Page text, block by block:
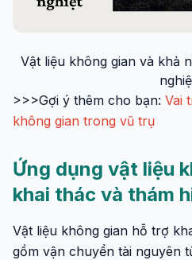
Vật liệu không gian và khả
>>>Gợi ý thêm cho bạn: Vai
không gian trong vũ trụ
Ứng dụng vật liệu
khai thác và thám
Vật liệu không gian hỗ trợ
gồm vận chuyển tài nguyên